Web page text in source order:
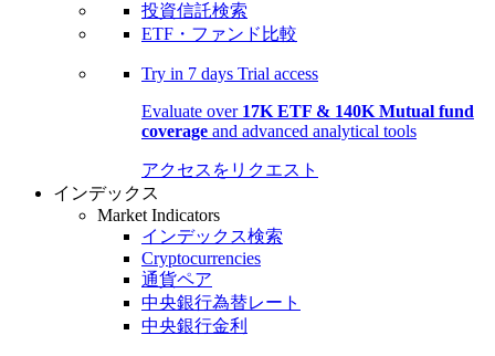
投資信託検索
ETF・ファンド比較
Try in 7 days Trial access
Evaluate over 17K ETF & 140K Mutual fund
coverage and advanced analytical tools
アクセスをリクエスト
インデックス
Market Indicators
インデックス検索
Cryptocurrencies
通貨ペア
中央銀行為替レート
中央銀行金利